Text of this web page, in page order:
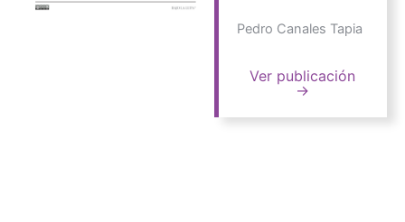
Pedro Canales Tapia
Ver publicación
→